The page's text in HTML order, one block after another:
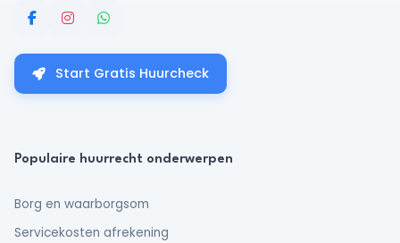
Start Gratis Huurcheck
Populaire huurrecht onderwerpen
Borg en waarborgsom
Servicekosten afrekening